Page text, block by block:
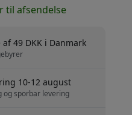
til afsendelse
af 49 DKK i Danmark
10-12 august
og sporbar levering